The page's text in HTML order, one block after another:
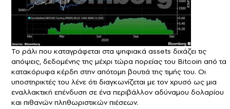
Το ράλι που καταγράφεται στα ψηφιακά assets διχάζει τις
απόψεις, δεδομένης της μέχρι τώρα πορείας του Bitcoin από τα
κατακόρυφα κέρδη στην απότομη βουτιά της τιμής του. Οι
υποστηρικτές του λένε ότι διαγκωνίζεται με τον χρυσό ως μια
εναλλακτική επένδυση σε ένα περιβάλλον αδύναμου δολαρίου
και πιθανών πληθωριστικών πιέσεων.